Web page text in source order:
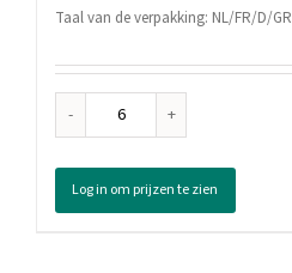
Taal van de verpakking: NL/FR/D/GR
Fa
Deodorant
Spray
Sport
Log in om prijzen te zien